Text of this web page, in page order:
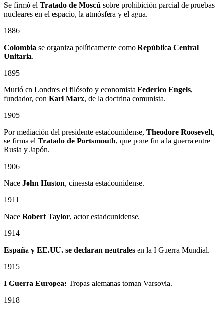
Se firmó el Tratado de Moscú sobre prohibición parcial de pruebas
nucleares en el espacio, la atmósfera y el agua.
1886
Colombia se organiza políticamente como República Central
Unitaria.
1895
Murió en Londres el filósofo y economista Federico Engels,
fundador, con Karl Marx, de la doctrina comunista.
1905
Por mediación del presidente estadounidense, Theodore Roosevelt,
se firma el Tratado de Portsmouth, que pone fin a la guerra entre
Rusia y Japón.
1906
Nace John Huston, cineasta estadounidense.
1911
Nace Robert Taylor, actor estadounidense.
1914
España y EE.UU. se declaran neutrales en la I Guerra Mundial.
1915
I Guerra Europea: Tropas alemanas toman Varsovia.
1918